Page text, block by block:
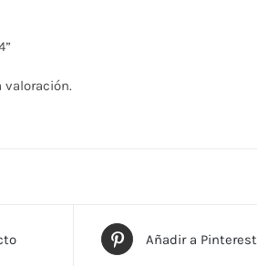
Añadir a Pinterest